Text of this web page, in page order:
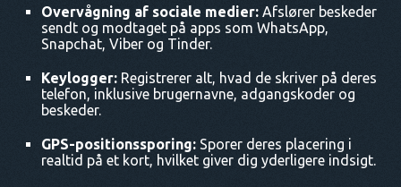
Overvågning af sociale medier: Afslører beskeder
sendt og modtaget på apps som WhatsApp,
Snapchat, Viber og Tinder.
Keylogger: Registrerer alt, hvad de skriver på deres
telefon, inklusive brugernavne, adgangskoder og
beskeder.
GPS-positionssporing: Sporer deres placering i
realtid på et kort, hvilket giver dig yderligere indsigt.